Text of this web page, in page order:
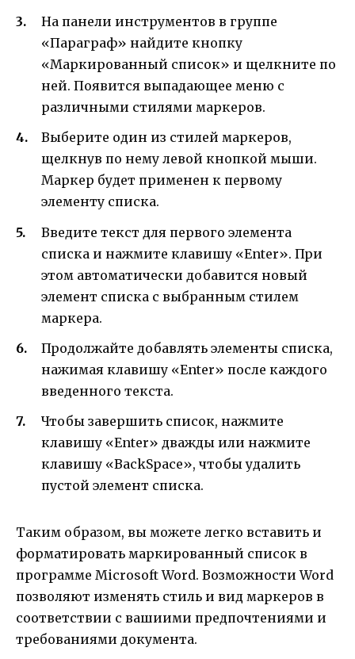
На панели инструментов в группе
«Параграф» найдите кнопку
«Маркированный список» и щелкните по
ней. Появится выпадающее меню с
различными стилями маркеров.
Выберите один из стилей маркеров,
щелкнув по нему левой кнопкой мыши.
Маркер будет применен к первому
элементу списка.
Введите текст для первого элемента
списка и нажмите клавишу «Enter». При
этом автоматически добавится новый
элемент списка с выбранным стилем
маркера.
Продолжайте добавлять элементы списка,
нажимая клавишу «Enter» после каждого
введенного текста.
Чтобы завершить список, нажмите
клавишу «Enter» дважды или нажмите
клавишу «BackSpace», чтобы удалить
пустой элемент списка.
Таким образом, вы можете легко вставить и
форматировать маркированный список в
программе Microsoft Word. Возможности Word
позволяют изменять стиль и вид маркеров в
соответствии с вашиими предпочтениями и
требованиями документа.